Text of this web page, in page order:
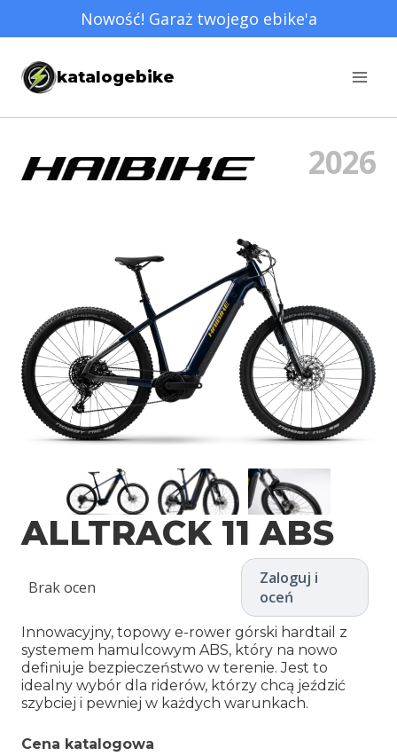
do
treści
Nowość! Garaż twojego ebike'a
katalogebike
2026
ALLTRACK 11 ABS
Brak ocen
Zaloguj i
oceń
Innowacyjny, topowy e-rower górski hardtail z
systemem hamulcowym ABS, który na nowo
definiuje bezpieczeństwo w terenie. Jest to
idealny wybór dla riderów, którzy chcą jeździć
szybciej i pewniej w każdych warunkach.
Cena katalogowa